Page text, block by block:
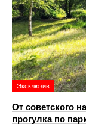
Эксклюзив
От советского
прогулка по